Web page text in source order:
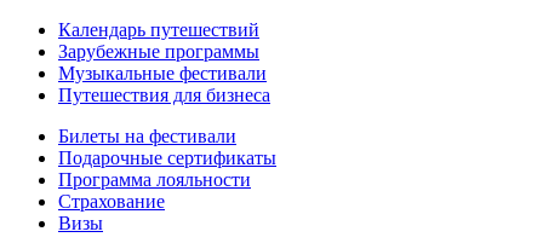
Календарь путешествий
Зарубежные программы
Музыкальные фестивали
Путешествия для бизнеса
Билеты на фестивали
Подарочные сертификаты
Программа лояльности
Cтрахование
Визы